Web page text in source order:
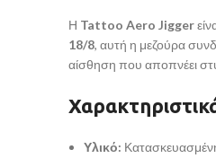
Η Tattoo Aero Jigger
18/8, αυτή η μεζούρα
αίσθηση που αποπνέει
Υλικό: